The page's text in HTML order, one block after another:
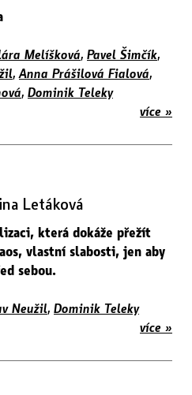
Melíšková, Pavel Šimčík,
,Anna Prášilová Fialová,
, Dominik Teleky
více »
Letáková
která dokáže přežít
vlastní slabosti, jen aby
sebou.
Neužil, Dominik Teleky
více »